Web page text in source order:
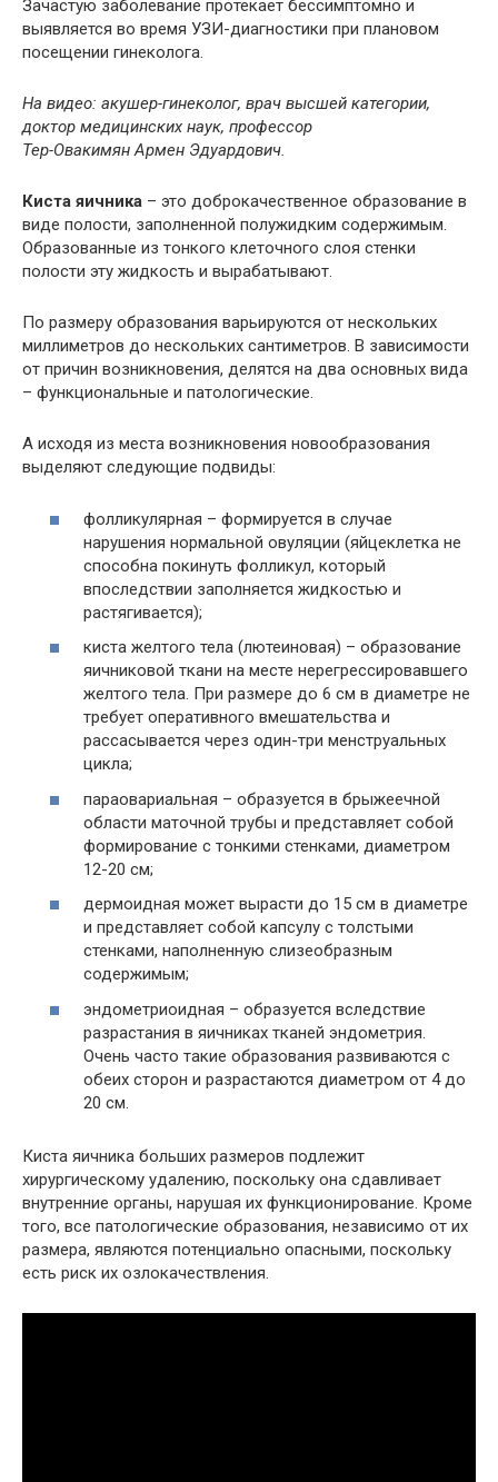
Зачастую заболевание протекает бессимптомно и
выявляется во время УЗИ-диагностики при плановом
посещении гинеколога.
На видео: акушер-гинеколог, врач высшей категории,
доктор медицинских наук, профессор
Тер-Овакимян Армен Эдуардович.
Киста яичника – это доброкачественное образование в
виде полости, заполненной полужидким содержимым.
Образованные из тонкого клеточного слоя стенки
полости эту жидкость и вырабатывают.
По размеру образования варьируются от нескольких
миллиметров до нескольких сантиметров. В зависимости
от причин возникновения, делятся на два основных вида
– функциональные и патологические.
А исходя из места возникновения новообразования
выделяют следующие подвиды:
фолликулярная – формируется в случае
нарушения нормальной овуляции (яйцеклетка не
способна покинуть фолликул, который
впоследствии заполняется жидкостью и
растягивается);
киста желтого тела (лютеиновая) – образование
яичниковой ткани на месте нерегрессировавшего
желтого тела. При размере до 6 см в диаметре не
требует оперативного вмешательства и
рассасывается через один-три менструальных
цикла;
параовариальная – образуется в брыжеечной
области маточной трубы и представляет собой
формирование с тонкими стенками, диаметром
12-20 см;
дермоидная может вырасти до 15 см в диаметре
и представляет собой капсулу с толстыми
стенками, наполненную слизеобразным
содержимым;
эндометриоидная – образуется вследствие
разрастания в яичниках тканей эндометрия.
Очень часто такие образования развиваются с
обеих сторон и разрастаются диаметром от 4 до
20 см.
Киста яичника больших размеров подлежит
хирургическому удалению, поскольку она сдавливает
внутренние органы, нарушая их функционирование. Кроме
того, все патологические образования, независимо от их
размера, являются потенциально опасными, поскольку
есть риск их озлокачествления.